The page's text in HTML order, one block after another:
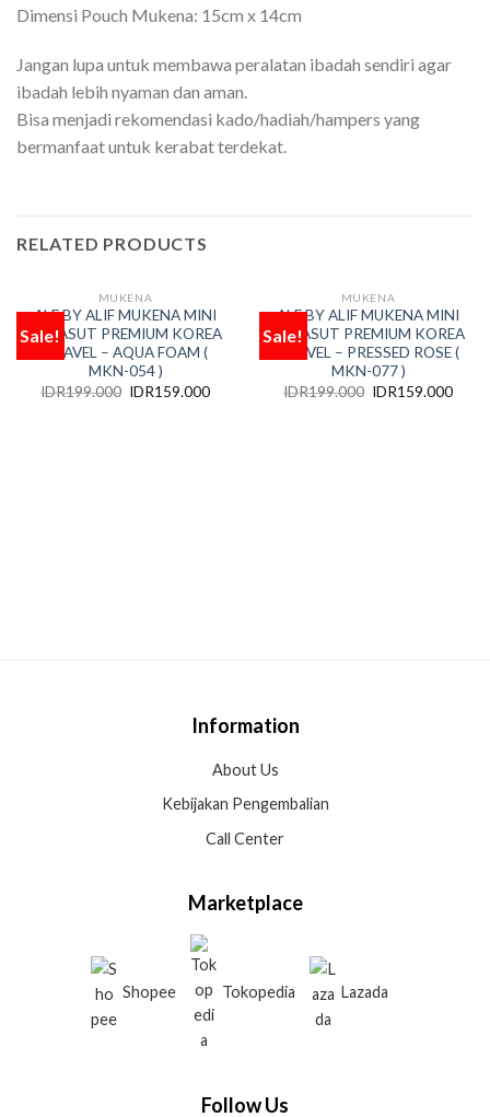
Dimensi Pouch Mukena: 15cm x 14cm
Jangan lupa untuk membawa peralatan ibadah sendiri agar
ibadah lebih nyaman dan aman.
Bisa menjadi rekomendasi kado/hadiah/hampers yang
bermanfaat untuk kerabat terdekat.
RELATED PRODUCTS
Sale!
Add
to
wishlist
OUT OF STOCK
MUKENA
ALF BY ALIF MUKENA MINI
PARASUT PREMIUM KOREA
TRAVEL – AQUA FOAM (
MKN-054 )
IDR199.000 IDR159.000
Sale!
Add
to
wishlist
OUT OF STOCK
MUKENA
ALF BY ALIF MUKENA MINI
PARASUT PREMIUM KOREA
TRAVEL – PRESSED ROSE (
MKN-077 )
IDR199.000 IDR159.000
Information
About Us
Kebijakan Pengembalian
Call Center
Marketplace
Shopee Tokopedia Lazada
Follow Us